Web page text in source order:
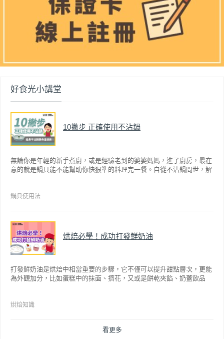
好食光小講堂
10撇步 正確使用不沾鍋
無論你是年輕的新手煮廚，或是經驗老到的婆婆媽媽，進了廚房，最在
意的就是鍋具能不能幫助你快狠準的料理完一餐。自從不沾鍋問世，解
因此金鑽不沾系列的鍋具，更年年穩居銷售排行榜的前幾名。然而如何
鍋具使用法
烘焙必學！成功打發鮮奶油
打發鮮奶油是烘焙中相當重要的步驟，它不僅可以提升甜點層次，更能
為外觀加分，比如蛋糕中的抹面、擠花，又或是餅乾夾餡、奶蓋飲品
烘焙知識
看更多